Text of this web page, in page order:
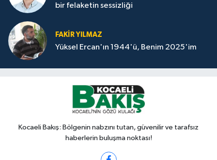
bir felaketin sessizliği
FAKİR YILMAZ
Yüksel Ercan'ın 1944'ü, Benim 2025'im
Kocaeli Bakış: Bölgenin nabzını tutan, güvenilir ve tarafsız
haberlerin buluşma noktası!